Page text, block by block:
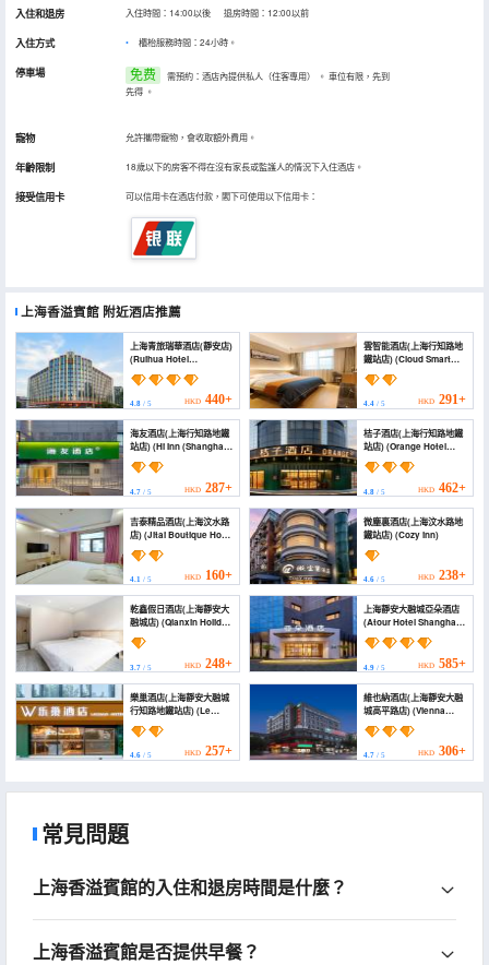
入住和退房 入住時間：14:00以後 退房時間：12:00以前
入住方式 櫃枱服務時間：24小時。
停車場 免费 需預約：酒店內提供私人（住客專用） 。 車位有限，先到
先得 。
寵物 允許攜帶寵物，會收取額外費用。
年齡限制 18歲以下的房客不得在沒有家長或監護人的情況下入住酒店。
接受信用卡 可以信用卡在酒店付款，閣下可使用以下信用卡：
上海香溢賓館 附近酒店推薦
上海青旅瑞華酒店(靜安店)
(Ruihua Hotel
Shanghai)
4.8 / 5 HKD 440+
雲智能酒店(上海行知路地
鐵站店) (Cloud Smart
Hotel (Shanghai Xingzhi
Road Subway Station
Store))
4.4/ 5 HKD 291+
海友酒店(上海行知路地鐵
站店) (Hi Inn (Shanghai
Xingzhi Road Subway
Station))
4.7 / 5 HKD 287+
桔子酒店(上海行知路地鐵
站店) (Orange Hotel
(Shanghai Xingzhi Road
Subway Station))
4.8/ 5 HKD 462+
吉泰精品酒店(上海汶水路
店) (Jitai Boutique Hotel
(Shanghai Wenshui
Road))
4.1 / 5 HKD 160+
微塵裏酒店(上海汶水路地
鐵站店) (Cozy inn)
4.6/ 5 HKD 238+
乾鑫假日酒店(上海靜安大
融城店) (Qianxin Holiday
Hotel (Shanghai Jing'an
Darongcheng Branch))
3.7 / 5 HKD 248+
上海靜安大融城亞朵酒店
(Atour Hotel Shanghai
Jing'an IMIX Park)
4.9/ 5 HKD 585+
樂巢酒店(上海靜安大融城
行知路地鐵站店) (Le
Chao Hotel (Shanghai
Jing'an Darongcheng
Xingzhi Road Subway
Station))
4.6 / 5 HKD 257+
維也納酒店(上海靜安大融
城高平路店) (Vienna
Hotel (Shanghai Jing'an
Darongchng Gaoping
Road))
4.7/ 5 HKD 306+
常見問題
上海香溢賓館的入住和退房時間是什麼？
上海香溢賓館是否提供早餐？